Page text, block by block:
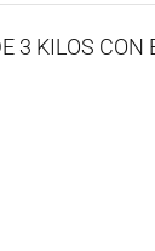
3 KILOS CON